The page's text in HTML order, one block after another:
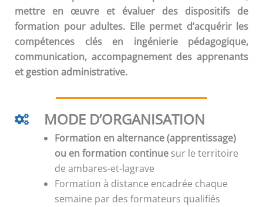
mettre en œuvre et évaluer des dispositifs de
formation pour adultes. Elle permet d’acquérir les
compétences clés en ingénierie pédagogique,
communication, accompagnement des apprenants
et gestion administrative.
MODE D’ORGANISATION
Formation en alternance (apprentissage)
ou en formation continue sur le territoire
de ambares-et-lagrave
Formation à distance encadrée chaque
semaine par des formateurs qualifiés